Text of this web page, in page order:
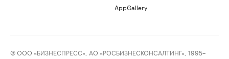
AppGallery
© ООО «БИЗНЕСПРЕСС», АО «РОСБИЗНЕСКОНСАЛТИНГ», 1995–